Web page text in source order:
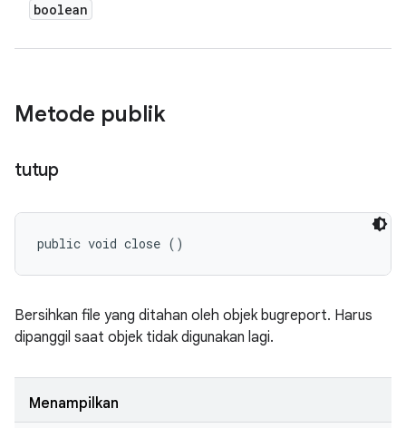
boolean
Metode publik
tutup
public void close ()
Bersihkan file yang ditahan oleh objek bugreport. Harus
dipanggil saat objek tidak digunakan lagi.
Menampilkan